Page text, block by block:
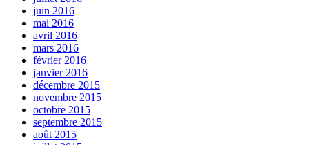
juin 2016
mai 2016
avril 2016
mars 2016
février 2016
janvier 2016
décembre 2015
novembre 2015
octobre 2015
septembre 2015
août 2015